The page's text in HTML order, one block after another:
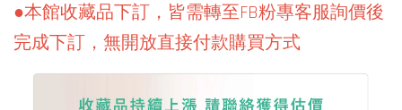
●本館收藏品下訂，皆需轉至FB粉專客服詢價後
完成下訂，無開放直接付款購買方式